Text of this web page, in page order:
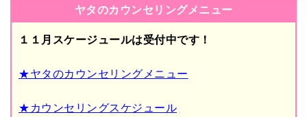
ヤタのカウンセリングメニュー
１１月スケージュールは受付中です！
★ヤタのカウンセリングメニュー
★カウンセリングスケジュール